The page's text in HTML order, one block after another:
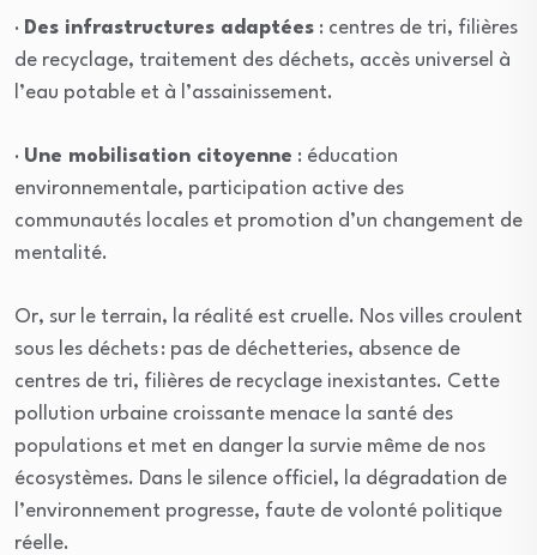
· Des infrastructures adaptées : centres de tri, filières
de recyclage, traitement des déchets, accès universel à
l’eau potable et à l’assainissement.
· Une mobilisation citoyenne : éducation
environnementale, participation active des
communautés locales et promotion d’un changement de
mentalité.
Or, sur le terrain, la réalité est cruelle. Nos villes croulent
sous les déchets : pas de déchetteries, absence de
centres de tri, filières de recyclage inexistantes. Cette
pollution urbaine croissante menace la santé des
populations et met en danger la survie même de nos
écosystèmes. Dans le silence officiel, la dégradation de
l’environnement progresse, faute de volonté politique
réelle.